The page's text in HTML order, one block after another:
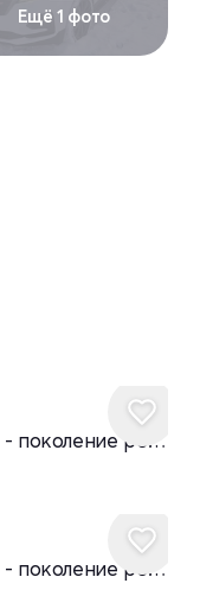
Ещё 1 фото
Chevrolet Equinox III - поколение рестайлинг
Chevrolet Equinox III - поколение рестайлинг